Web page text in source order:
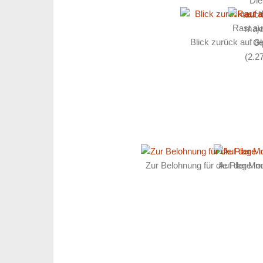
Blick zurück auf
Rast
Auf der
Zur Belohnung für die Plage